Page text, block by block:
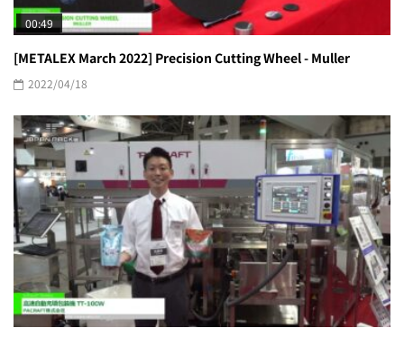
00:49
[METALEX March 2022] Precision Cutting Wheel - Muller
2022/04/18